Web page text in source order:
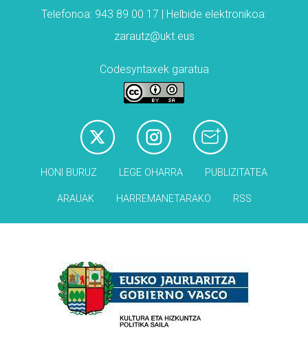
Telefonoa: 943 89 00 17 | Helbide elektronikoa:
zarautz@ukt.eus
Codesyntaxek garatua
HONI BURUZ LEGE OHARRA PUBLIZITATEA
ARAUAK HARREMANETARAKO RSS